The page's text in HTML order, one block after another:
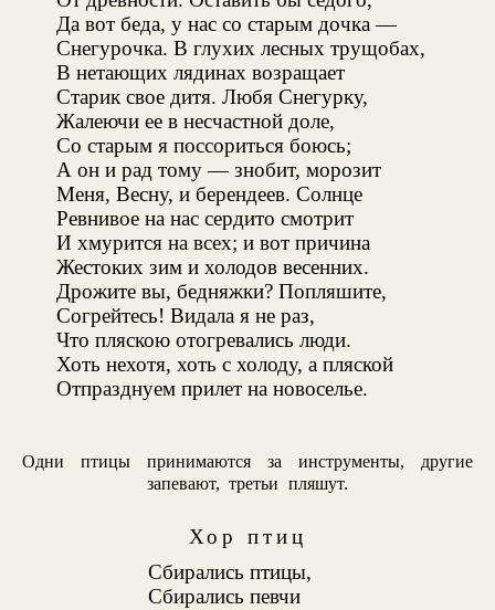
Да вот беда, у нас со старым дочка —
Снегурочка. В глухих лесных трущобах,
В нетающих лядинах возращает
Старик свое дитя. Любя Снегурку,
Жалеючи ее в несчастной доле,
Со старым я поссориться боюсь;
А он и рад тому — знобит, морозит
Меня, Весну, и берендеев. Солнце
Ревнивое на нас сердито смотрит
И хмурится на всех; и вот причина
Жестоких зим и холодов весенних.
Дрожите вы, бедняжки? Попляшите,
Согрейтесь! Видала я не раз,
Что пляскою отогревались люди.
Хоть нехотя, хоть с холоду, а пляской
Отпразднуем прилет на новоселье.
Одни птицы принимаются за инструменты, другие
запевают, третьи пляшут.
Хор птиц
Сбирались птицы,
Сбирались певчи